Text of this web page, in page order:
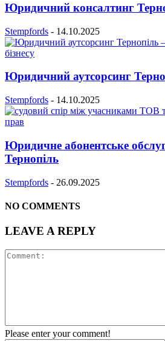
Юридичний консалтинг
Stempfords - 14.10.2025
Юридичний аутсорсинг
Stempfords - 14.10.2025
Юридичне абонентське
Тернопіль
Stempfords - 26.09.2025
NO COMMENTS
LEAVE A REPLY
Please enter your comment!